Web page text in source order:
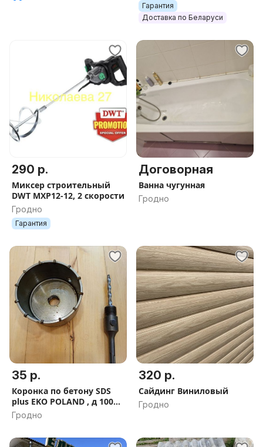
лучей
Гарантия
Доставка по Беларуси
290 р.
Миксер строительный
DWT MXP12-12, 2 скорости
Гродно
Гарантия
Договорная
Ванна чугунная
Гродно
35 р.
Коронка по бетону SDS
plus EKO POLAND , д 100
мм
Гродно
320 р.
Сайдинг Виниловый
Гродно